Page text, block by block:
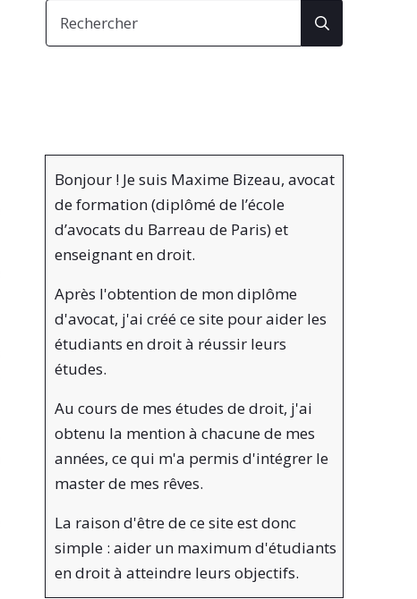
Bonjour ! Je suis Maxime Bizeau, avocat
de formation (diplômé de l’école
d’avocats du Barreau de Paris) et
enseignant en droit.
Après l'obtention de mon diplôme
d'avocat, j'ai créé ce site pour aider les
étudiants en droit à réussir leurs
études.
Au cours de mes études de droit, j'ai
obtenu la mention à chacune de mes
années, ce qui m'a permis d'intégrer le
master de mes rêves.
La raison d'être de ce site est donc
simple : aider un maximum d'étudiants
en droit à atteindre leurs objectifs.